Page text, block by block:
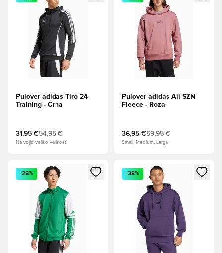
Pulover adidas Tiro 24
Training - Črna
31,95 €54,95 €
Na voljo veliko velikosti
Pulover adidas All SZN
Fleece - Roza
36,95 €59,95 €
Small, Medium, Large
Odpre Modal za prijavo ali vpis kot član
-28%
Odpre Modal za prijavo ali
-38%